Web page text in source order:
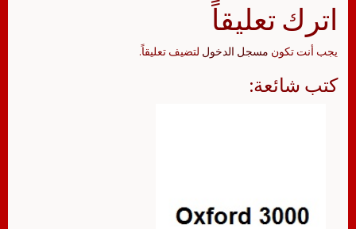
اترك تعليقاً
يجب أنت تكون مسجل الدخول لتضيف تعليقاً.
كتب شائعة: